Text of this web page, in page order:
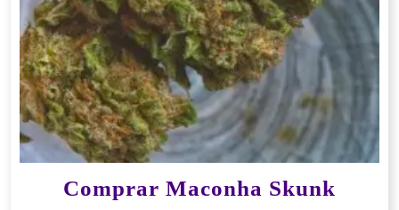
Comprar Maconha Skunk